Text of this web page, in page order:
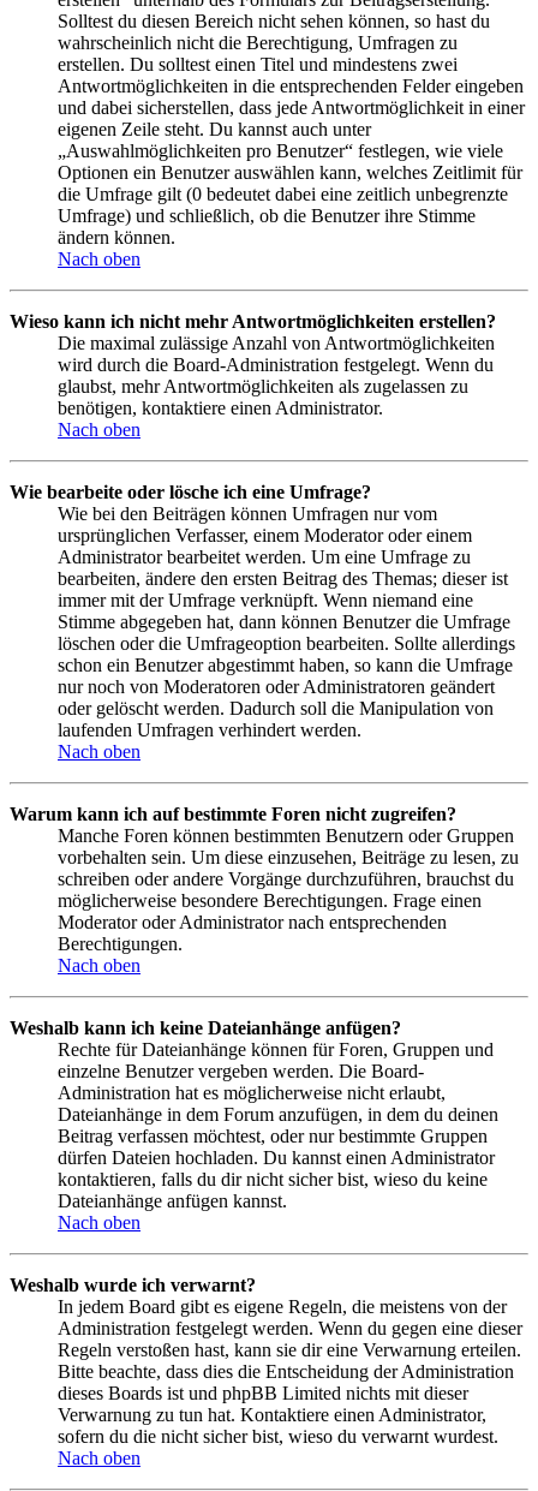
Solltest du diesen Bereich nicht sehen können, so hast du
wahrscheinlich nicht die Berechtigung, Umfragen zu
erstellen. Du solltest einen Titel und mindestens zwei
Antwortmöglichkeiten in die entsprechenden Felder eingeben
und dabei sicherstellen, dass jede Antwortmöglichkeit in einer
eigenen Zeile steht. Du kannst auch unter
„Auswahlmöglichkeiten pro Benutzer“ festlegen, wie viele
Optionen ein Benutzer auswählen kann, welches Zeitlimit für
die Umfrage gilt (0 bedeutet dabei eine zeitlich unbegrenzte
Umfrage) und schließlich, ob die Benutzer ihre Stimme
ändern können.
Nach oben
Wieso kann ich nicht mehr Antwortmöglichkeiten erstellen?
Die maximal zulässige Anzahl von Antwortmöglichkeiten
wird durch die Board-Administration festgelegt. Wenn du
glaubst, mehr Antwortmöglichkeiten als zugelassen zu
benötigen, kontaktiere einen Administrator.
Nach oben
Wie bearbeite oder lösche ich eine Umfrage?
Wie bei den Beiträgen können Umfragen nur vom
ursprünglichen Verfasser, einem Moderator oder einem
Administrator bearbeitet werden. Um eine Umfrage zu
bearbeiten, ändere den ersten Beitrag des Themas; dieser ist
immer mit der Umfrage verknüpft. Wenn niemand eine
Stimme abgegeben hat, dann können Benutzer die Umfrage
löschen oder die Umfrageoption bearbeiten. Sollte allerdings
schon ein Benutzer abgestimmt haben, so kann die Umfrage
nur noch von Moderatoren oder Administratoren geändert
oder gelöscht werden. Dadurch soll die Manipulation von
laufenden Umfragen verhindert werden.
Nach oben
Warum kann ich auf bestimmte Foren nicht zugreifen?
Manche Foren können bestimmten Benutzern oder Gruppen
vorbehalten sein. Um diese einzusehen, Beiträge zu lesen, zu
schreiben oder andere Vorgänge durchzuführen, brauchst du
möglicherweise besondere Berechtigungen. Frage einen
Moderator oder Administrator nach entsprechenden
Berechtigungen.
Nach oben
Weshalb kann ich keine Dateianhänge anfügen?
Rechte für Dateianhänge können für Foren, Gruppen und
einzelne Benutzer vergeben werden. Die Board-
Administration hat es möglicherweise nicht erlaubt,
Dateianhänge in dem Forum anzufügen, in dem du deinen
Beitrag verfassen möchtest, oder nur bestimmte Gruppen
dürfen Dateien hochladen. Du kannst einen Administrator
kontaktieren, falls du dir nicht sicher bist, wieso du keine
Dateianhänge anfügen kannst.
Nach oben
Weshalb wurde ich verwarnt?
In jedem Board gibt es eigene Regeln, die meistens von der
Administration festgelegt werden. Wenn du gegen eine dieser
Regeln verstoßen hast, kann sie dir eine Verwarnung erteilen.
Bitte beachte, dass dies die Entscheidung der Administration
dieses Boards ist und phpBB Limited nichts mit dieser
Verwarnung zu tun hat. Kontaktiere einen Administrator,
sofern du die nicht sicher bist, wieso du verwarnt wurdest.
Nach oben